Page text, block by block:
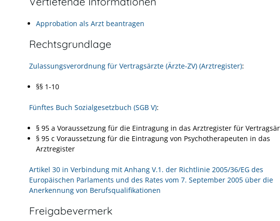
Approbation als Arzt beantragen
Rechtsgrundlage
Zulassungsverordnung für Vertragsärzte (Ärzte-ZV) (Arztregister):
§§ 1-10
Fünftes Buch Sozialgesetzbuch (SGB V):
§ 95 a Voraussetzung für die Eintragung in das Arztregister für
§ 95 c Voraussetzung für die Eintragung von Psychotherapeuten in das
Arztregister
Artikel 30 in Verbindung mit Anhang V.1. der Richtlinie 2005/36/EG des
Europäischen Parlaments und des Rates vom 7. September 2005 über die
Anerkennung von Berufsqualifikationen
Freigabevermerk